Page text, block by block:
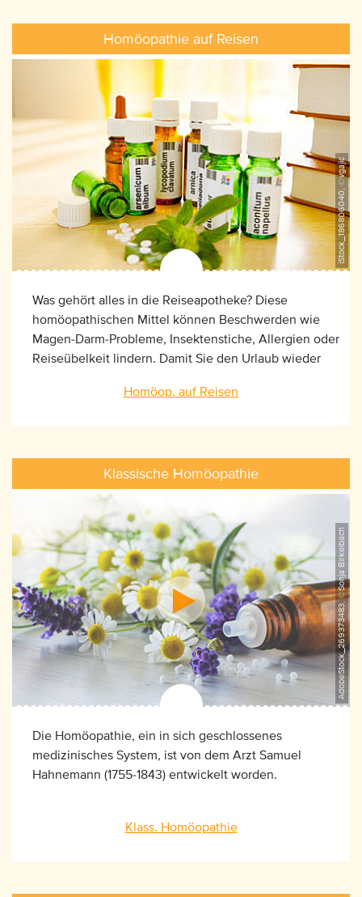
Homöopathie auf Reisen
iStock_186806040, ©vgajic
Was gehört alles in die Reiseapotheke? Diese
homöopathischen Mittel können Beschwerden wie
Magen-Darm-Probleme, Insektenstiche, Allergien oder
Reiseübelkeit lindern. Damit Sie den Urlaub wieder
Homöop. auf Reisen
Klassische Homöopathie
AdobeStock_269373483, ©Sonja Birkelbach
Die Homöopathie, ein in sich geschlossenes
medizinisches System, ist von dem Arzt Samuel
Hahnemann (1755-1843) entwickelt worden.
Klass. Homöopathie